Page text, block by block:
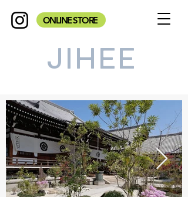
JIHEE
ONLINE STORE